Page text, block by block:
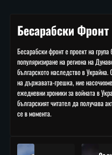
Бесарабски Фронт
Бесарабски фронт е проект на
популяризиране на региона на
българското наследство в
на държавата-грешка, ние
ежедневни хроники за войната в
българският читател да получава
се в момента.